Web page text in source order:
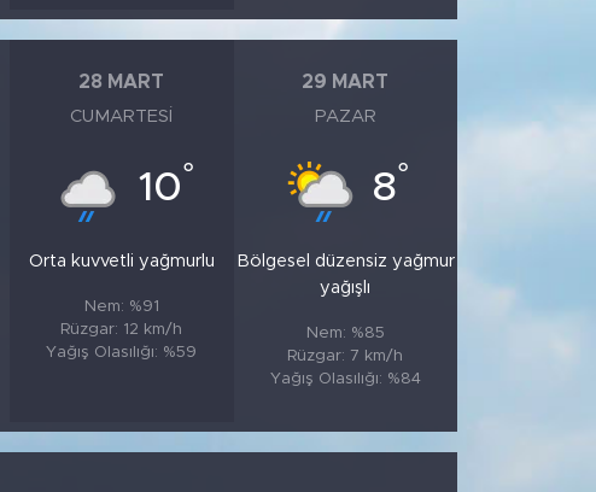
28 MART
CUMARTESI
10°
Orta kuvvetli yağmurlu
Nem: %91
Rüzgar: 12 km/h
Yağış Olasılığı: %59
29 MART
PAZAR
8°
Bölgesel düzensiz yağmur
yağışlı
Nem: %85
Rüzgar: 7 km/h
Yağış Olasılığı: %84